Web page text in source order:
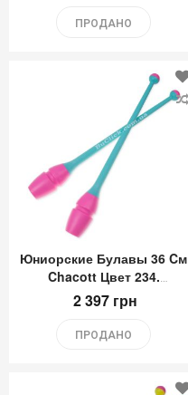
ПРОДАНО
Юниорские Булавы 36 Cм
Chacott Цвет 234.
Розовый-Мятный
2 397 грн
ПРОДАНО